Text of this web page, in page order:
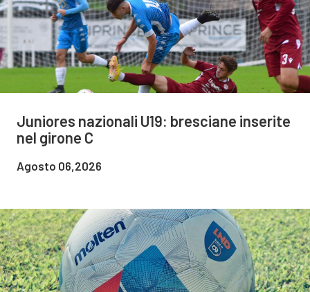
Juniores nazionali U19: bresciane inserite
nel girone C
Agosto 06,2026